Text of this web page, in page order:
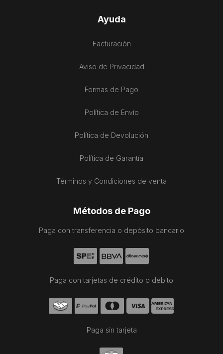
Ayuda
Facturación
Aviso de Privacidad
Formas de Pago
Política de Envío
Política de Devolución
Política de Garantía
Términos y Condiciones de venta
Métodos de Pago
Paga con transferencia o depósito bancario
Paga con tarjetas de crédito o débito
Paga sin tarjeta